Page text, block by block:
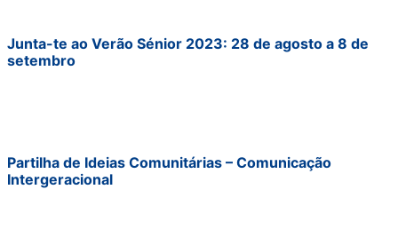
Junta-te ao Verão Sénior 2023: 28 de agosto a 8 de
setembro
Partilha de Ideias Comunitárias – Comunicação
Intergeracional